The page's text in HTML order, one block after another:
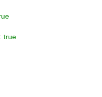
: true